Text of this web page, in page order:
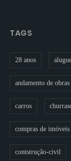
TAGS
28 anos
andamento de obras
carros
compras de imóveis
contstrução-civil